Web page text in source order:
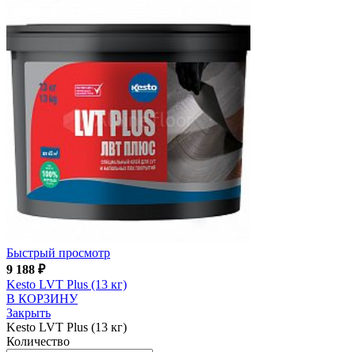
Быстрый просмотр
9 188 ₽
Kesto LVT Plus (13 кг)
В КОРЗИНУ
Закрыть
Kesto LVT Plus (13 кг)
Количество